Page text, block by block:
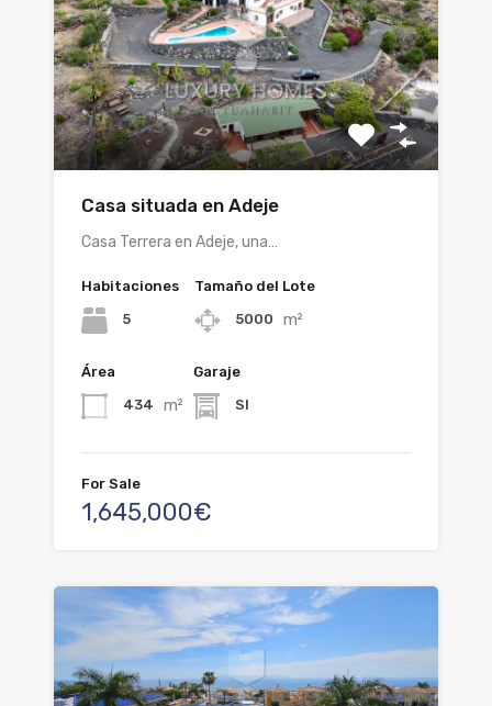
Casa situada en Adeje
Casa Terrera en Adeje, una…
Habitaciones
5
Tamaño del Lote
5000 m²
Área
434 m²
Garaje
SI
For Sale
1,645,000€